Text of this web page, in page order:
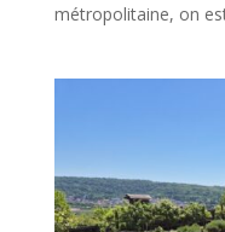
métropolitaine, on